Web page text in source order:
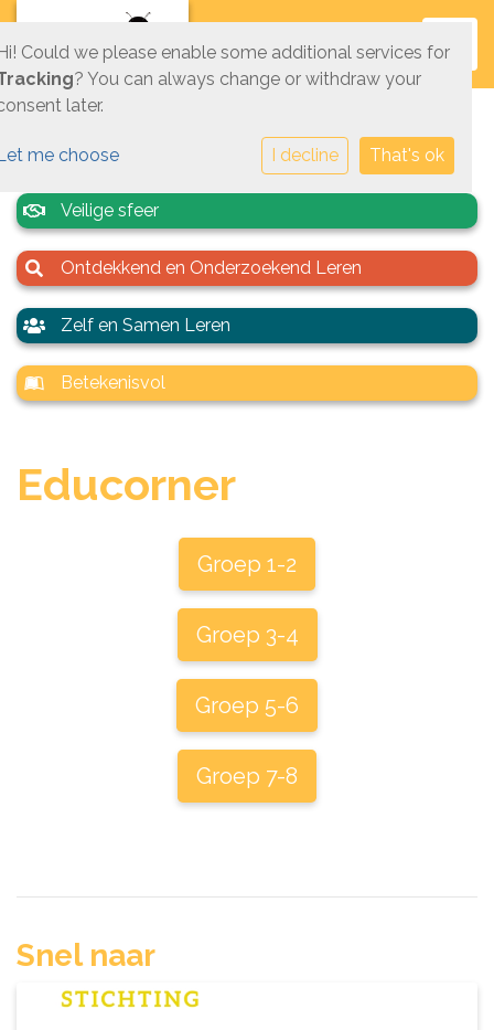
Veilige sfeer
Ontdekkend en Onderzoekend Leren
Zelf en Samen Leren
Betekenisvol
Educorner
Groep 1-2
Groep 3-4
Groep 5-6
Groep 7-8
Snel naar
Could we please enable some additional services for
? You can always change or withdraw your
later.
me choose I decline That's ok